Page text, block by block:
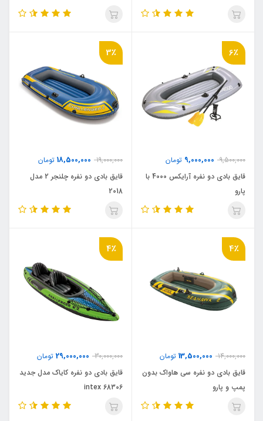
6٪
9,500,000
9,000,000 تومان
قایق بادی دو نفره آرایکس 4000 با
پارو
3٪
19,000,000
18,500,000 تومان
قایق بادی دو نفره چلنجر 2 مدل
2018
4٪
14,000,000
13,500,000 تومان
قایق بادی دو نفره سی هاواک بدون
پمپ و پارو
4٪
30,000,000
29,000,000 تومان
قایق بادی دو نفره کایاک مدل جدید
intex 68306